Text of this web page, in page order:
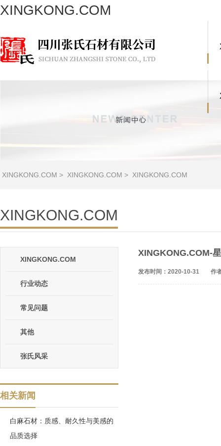
XINGKONG.COM
XINGKONG.COM > XINGKONG.COM > XINGKONG.COM
XINGKONG.COM
XINGKONG.COM
行业动态
常见问题
其他
张氏风采
相关新闻
白麻石材：质感、耐久性与美感的
品质选择
XINGKONG.COM-
发布时间：2020-10-31 作